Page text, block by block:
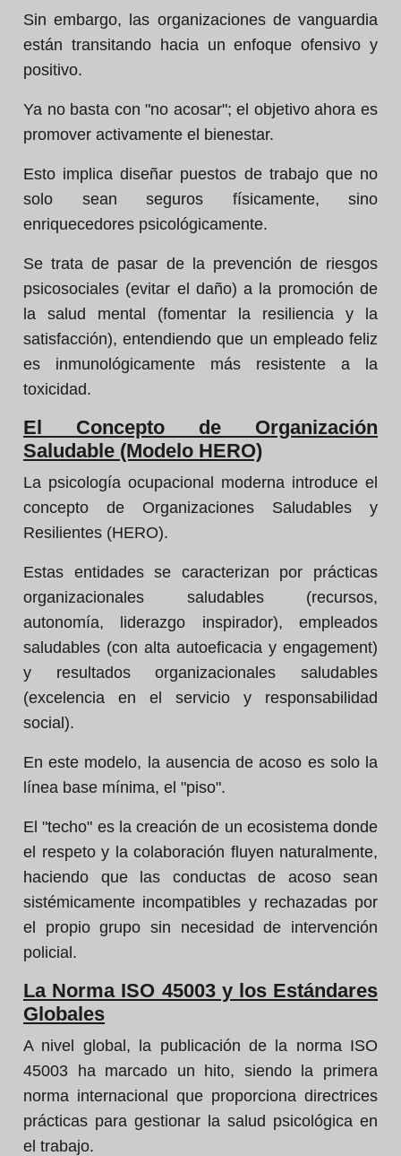
Sin embargo, las organizaciones de vanguardia
están transitando hacia un enfoque ofensivo y
positivo.
Ya no basta con "no acosar"; el objetivo ahora es
promover activamente el bienestar.
Esto implica diseñar puestos de trabajo que no
solo sean seguros físicamente, sino
enriquecedores psicológicamente.
Se trata de pasar de la prevención de riesgos
psicosociales (evitar el daño) a la promoción de
la salud mental (fomentar la resiliencia y la
satisfacción), entendiendo que un empleado feliz
es inmunológicamente más resistente a la
toxicidad.
El Concepto de Organización
Saludable (Modelo HERO)
La psicología ocupacional moderna introduce el
concepto de Organizaciones Saludables y
Resilientes (HERO).
Estas entidades se caracterizan por prácticas
organizacionales saludables (recursos,
autonomía, liderazgo inspirador), empleados
saludables (con alta autoeficacia y engagement)
y resultados organizacionales saludables
(excelencia en el servicio y responsabilidad
social).
En este modelo, la ausencia de acoso es solo la
línea base mínima, el "piso".
El "techo" es la creación de un ecosistema donde
el respeto y la colaboración fluyen naturalmente,
haciendo que las conductas de acoso sean
sistémicamente incompatibles y rechazadas por
el propio grupo sin necesidad de intervención
policial.
La Norma ISO 45003 y los Estándares
Globales
A nivel global, la publicación de la norma ISO
45003 ha marcado un hito, siendo la primera
norma internacional que proporciona directrices
prácticas para gestionar la salud psicológica en
el trabajo.